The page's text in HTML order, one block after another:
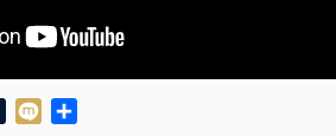
TumblrMixi